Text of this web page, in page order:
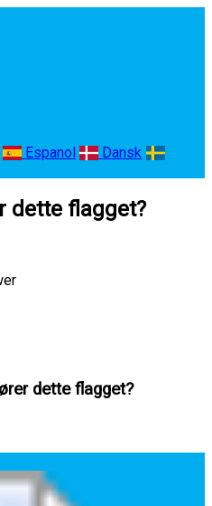
Espanol
Dansk
dette flagget?
dette flagget?